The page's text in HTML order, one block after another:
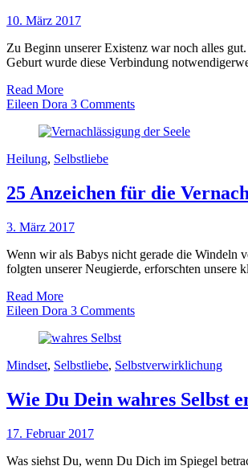
10. März 2017
Zu Beginn unserer Existenz war noch alles gut. Über die Nabelschnur waren wir 9 Monate lang mit dem wichtigsten Energiezentrum unserer Mutter verbunden, das uns versorgte und wachsen ließ. Mit der
Geburt wurde diese Verbindung
Read More
Eileen Dora 3 Comments
Heilung, Selbstliebe
25 Anzeichen für die
3. März 2017
Wenn wir als Babys nicht gerade die Windeln
folgten unserer Neugierde, erforschten
Read More
Eileen Dora 3 Comments
Mindset, Selbstliebe, Selbstverwirklichung
Wie Du Dein wahres Selbst
17. Februar 2017
Was siehst Du, wenn Du Dich im Spiegel